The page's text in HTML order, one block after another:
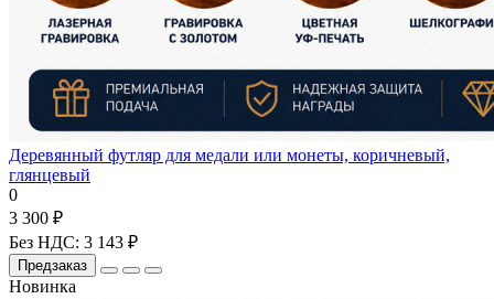
Деревянный футляр для медали или монеты, коричневый,
глянцевый
0
3 300 ₽
Без НДС: 3 143 ₽
Предзаказ
Новинка